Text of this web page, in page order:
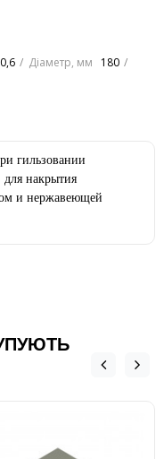
0,6 Діаметр, мм 180
гильзовании
накрытия
и нержавеющей